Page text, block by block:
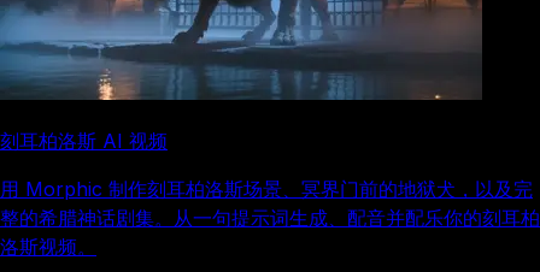
刻耳柏洛斯 AI 视频
用 Morphic 制作刻耳柏洛斯场景、冥界门前的地狱犬，以及完
整的希腊神话剧集。从一句提示词生成、配音并配乐你的刻耳柏
洛斯视频。